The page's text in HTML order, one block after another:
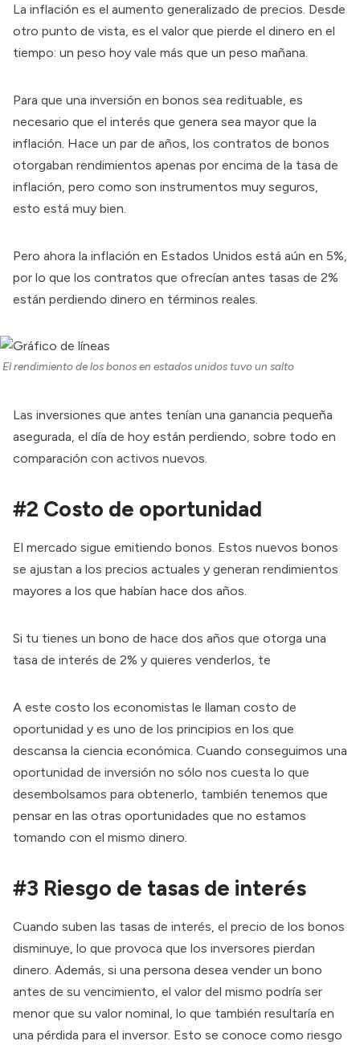
La inflación es el aumento generalizado de precios. Desde
otro punto de vista, es el valor que pierde el dinero en el
tiempo: un peso hoy vale más que un peso mañana.
Para que una inversión en bonos sea redituable, es
necesario que el interés que genera sea mayor que la
inflación. Hace un par de años, los contratos de bonos
otorgaban rendimientos apenas por encima de la tasa de
inflación, pero como son instrumentos muy seguros,
esto está muy bien.
Pero ahora la inflación en Estados Unidos está aún en 5%,
por lo que los contratos que ofrecían antes tasas de 2%
están perdiendo dinero en términos reales.
El rendimiento de los bonos en estados unidos tuvo un salto
Las inversiones que antes tenían una ganancia pequeña
asegurada, el día de hoy están perdiendo, sobre todo en
comparación con activos nuevos.
#2 Costo de oportunidad
El mercado sigue emitiendo bonos. Estos nuevos bonos
se ajustan a los precios actuales y generan rendimientos
mayores a los que habían hace dos años.
Si tu tienes un bono de hace dos años que otorga una
tasa de interés de 2% y quieres venderlos, te
A este costo los economistas le llaman costo de
oportunidad y es uno de los principios en los que
descansa la ciencia económica. Cuando conseguimos una
oportunidad de inversión no sólo nos cuesta lo que
desembolsamos para obtenerlo, también tenemos que
pensar en las otras oportunidades que no estamos
tomando con el mismo dinero.
#3 Riesgo de tasas de interés
Cuando suben las tasas de interés, el precio de los bonos
disminuye, lo que provoca que los inversores pierdan
dinero. Además, si una persona desea vender un bono
antes de su vencimiento, el valor del mismo podría ser
menor que su valor nominal, lo que también resultaría en
una pérdida para el inversor. Esto se conoce como riesgo